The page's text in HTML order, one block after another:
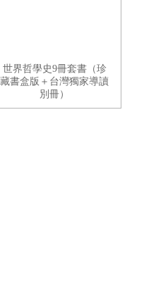
世界哲學史9冊套書（珍
藏書盒版＋台灣獨家導讀
別冊）